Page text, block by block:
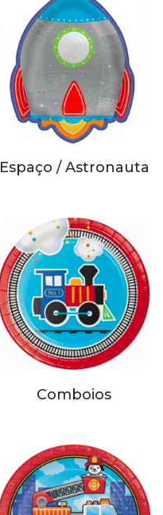
Espaço / Astronauta
Comboios